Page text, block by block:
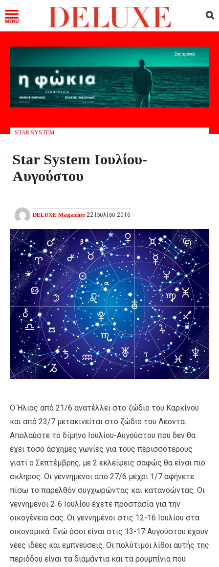
STAR SYSTEM
Star System Ιουλίου-
Αυγούστου
DELUXE Magazine 22 Ιουλίου 2016
Ο Ήλιος από 21/6 ανατέλλει στο ζώδιο του Καρκίνου
και από 23/7 μετακινείται στο ζώδιο του Λέοντα.
Απολαύστε το δίμηνο Ιουλίου-Αυγούστου που δεν θα
έχει τόσο άσχημες γωνίες για τους περισσότερους
γιατί ο Σεπτέμβρης, με 2 εκλείψεις σαφώς θα είναι πιο
σκληρός. Οι γεννημένοι από 27/6 μέχρι 1/7 αφήνετε
πίσω το παρελθόν συγχωρώντας και κατανοώντας. Οι
γεννημένοι 2-6 Ιουλίου έχετε προστασία για την
οικογένεια σας. Οι γεννημένοι στις 12-16 Ιουλίου στα
οικονομικά. Ενώ όσοι είναι στις 13-17 Αυγούστου έχουν
νέες ιδέες και εμπνεύσεις. Οι πολύτιμοι λίθοι αυτής της
περιόδου είναι τα διαμάντια και τα ρουμπίνια που